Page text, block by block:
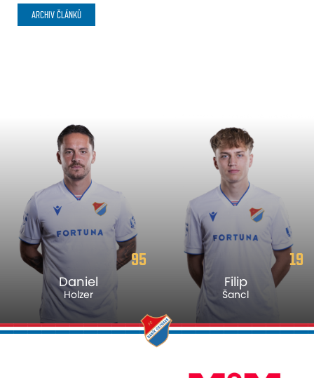
ARCHIV ČLÁNKŮ
95
Daniel
Holzer
19
Filip
Šancl